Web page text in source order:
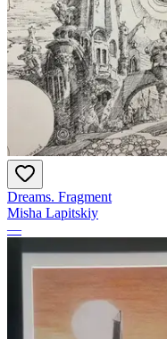
Dreams. Fragment
Misha Lapitskiy
—